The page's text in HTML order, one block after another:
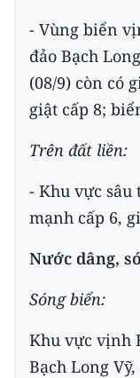
Media Khoa
Media Môi
Ảnh
TIN MỚI
Đồng bằng sông
Bắc Trung Bộ
- Vùng biển
đảo Bạch
(08/9) còn có
giật cấp 8;
Trên đất liền:
- Khu vực sâu
mạnh cấp 6,
Nước dâng,
Sóng biển:
Khu vực vịnh
Bạch Long